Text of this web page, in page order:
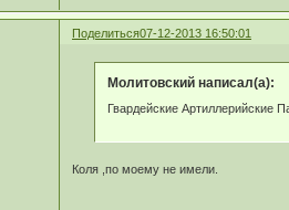
Поделиться07-12-2013 16:50:01
Молитовский написал(а):
Гвардейские Артиллерийские
Коля ,по моему не имели.